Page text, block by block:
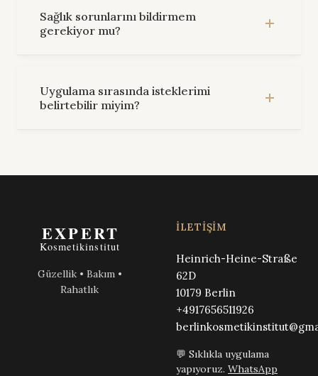
Sağlık sorunlarını bildirmem
gerekiyor mu?
Uygulama sırasında isteklerimi
belirtebilir miyim?
Güzellik • Bakım •
Rahatlık
İLETIŞIM
Heinrich-Heine-Straße
62D
10179 Berlin
+4917656511926
💬 Sıklıkla uygulama
yapıyoruz. WhatsApp